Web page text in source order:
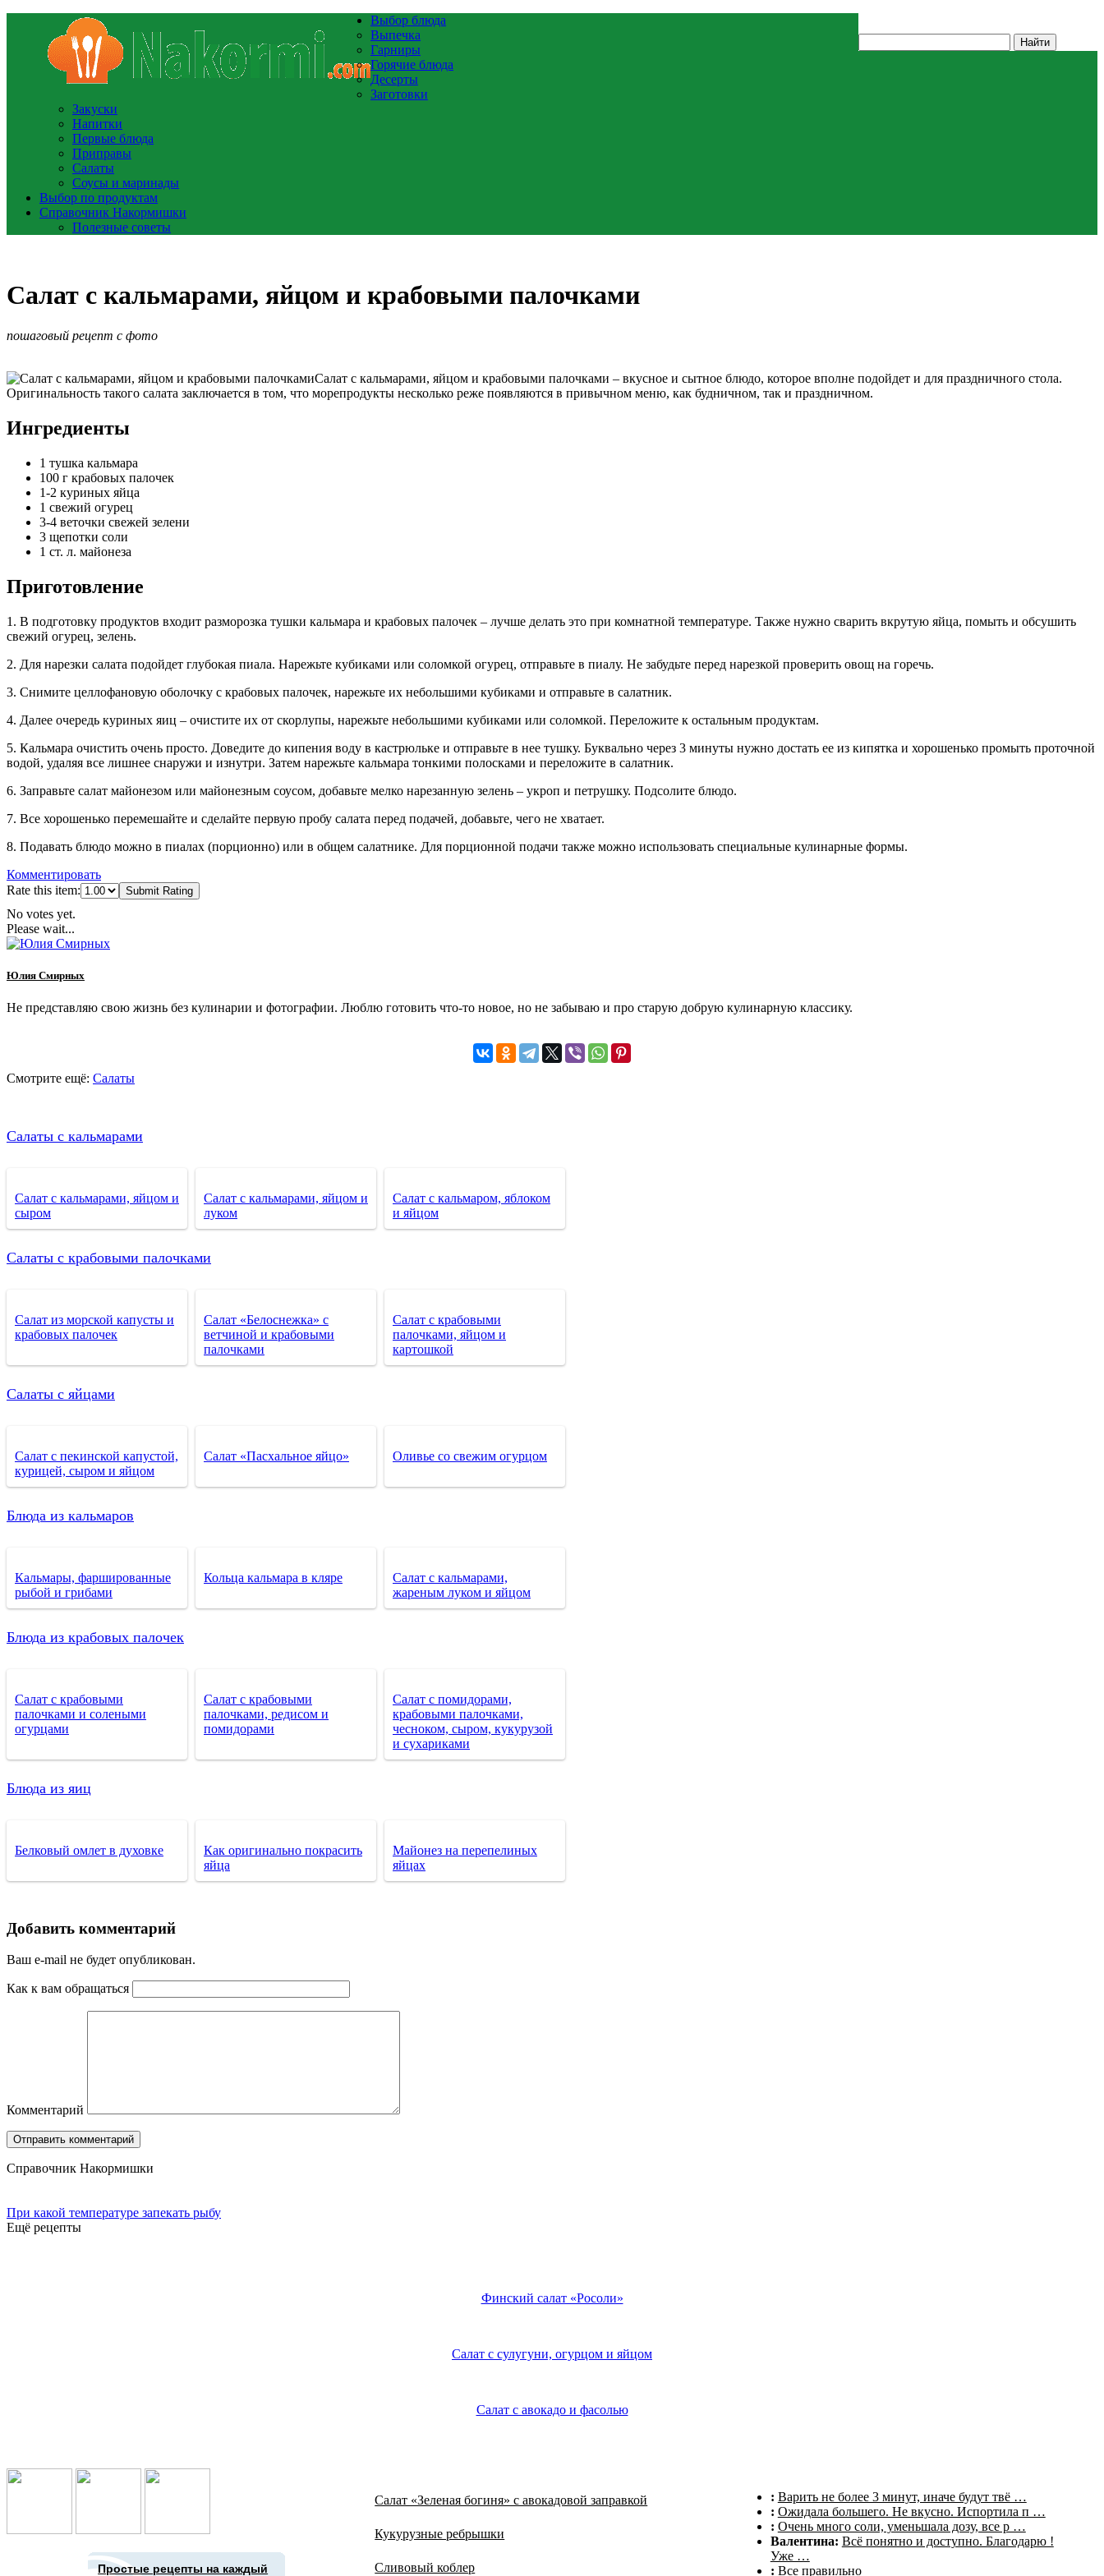
Выбор блюда
Выпечка
Гарниры
Горячие блюда
Десерты
Заготовки
Закуски
Напитки
Первые блюда
Приправы
Салаты
Соусы и маринады
Выбор по продуктам
Справочник Накормишки
Полезные советы
Салат с кальмарами, яйцом и крабовыми палочками
пошаговый рецепт с фото
Салат с кальмарами, яйцом и крабовыми палочками – вкусное и сытное блюдо, которое вполне подойдет и для праздничного стола.
Оригинальность такого салата заключается в том, что морепродукты несколько реже появляются в привычном меню, как будничном, так и праздничном.
Ингредиенты
1 тушка кальмара
100 г крабовых палочек
1-2 куриных яйца
1 свежий огурец
3-4 веточки свежей зелени
3 щепотки соли
1 ст. л. майонеза
Приготовление
1. В подготовку продуктов входит разморозка тушки кальмара и крабовых палочек – лучше делать это при комнатной температуре. Также нужно сварить вкрутую яйца, помыть и обсушить
свежий огурец, зелень.
2. Для нарезки салата подойдет глубокая пиала. Нарежьте кубиками или соломкой огурец, отправьте в пиалу. Не забудьте перед нарезкой проверить овощ на горечь.
3. Снимите целлофановую оболочку с крабовых палочек, нарежьте их небольшими кубиками и отправьте в салатник.
4. Далее очередь куриных яиц – очистите их от скорлупы, нарежьте небольшими кубиками или соломкой. Переложите к остальным продуктам.
5. Кальмара очистить очень просто. Доведите до кипения воду в кастрюльке и отправьте в нее тушку. Буквально через 3 минуты нужно достать ее из кипятка и хорошенько промыть проточной
водой, удаляя все лишнее снаружи и изнутри. Затем нарежьте кальмара тонкими полосками и переложите в салатник.
6. Заправьте салат майонезом или майонезным соусом, добавьте мелко нарезанную зелень – укроп и петрушку. Подсолите блюдо.
7. Все хорошенько перемешайте и сделайте первую пробу салата перед подачей, добавьте, чего не хватает.
8. Подавать блюдо можно в пиалах (порционно) или в общем салатнике. Для порционной подачи также можно использовать специальные кулинарные формы.
Комментировать
Rate this item:
Submit Rating
No votes yet.
Please wait...
Юлия Смирных
Не представляю свою жизнь без кулинарии и фотографии. Люблю готовить что-то новое, но не забываю и про старую добрую кулинарную классику.
Смотрите ещё: Салаты
Салаты с кальмарами
Салат с кальмарами, яйцом и
сыром
Салат с кальмарами, яйцом и
луком
Салат с кальмаром, яблоком
и яйцом
Салаты с крабовыми палочками
Салат из морской капусты и
крабовых палочек
Салат «Белоснежка» с
ветчиной и крабовыми
палочками
Салат с крабовыми
палочками, яйцом и
картошкой
Салаты с яйцами
Салат с пекинской капустой,
курицей, сыром и яйцом
Салат «Пасхальное яйцо» Оливье со свежим огурцом
Блюда из кальмаров
Кальмары, фаршированные
рыбой и грибами
Кольца кальмара в кляре
Салат с кальмарами,
жареным луком и яйцом
Блюда из крабовых палочек
Салат с крабовыми
палочками и солеными
огурцами
Салат с крабовыми
палочками, редисом и
помидорами
Салат с помидорами,
крабовыми палочками,
чесноком, сыром, кукурузой
и сухариками
Блюда из яиц
Белковый омлет в духовке
Как оригинально покрасить
яйца
Майонез на перепелиных
яйцах
Добавить комментарий
Ваш e-mail не будет опубликован.
Как к вам обращаться
Комментарий
Справочник Накормишки
При какой температуре запекать рыбу
Ещё рецепты
Финский салат «Росоли»
Салат с сулугуни, огурцом и яйцом
Салат с авокадо и фасолью
Простые рецепты на каждый
Салат «Зеленая богиня» с авокадовой заправкой
Кукурузные ребрышки
Сливовый коблер
: Варить не более 3 минут, иначе будут твё …
: Ожидала большего. Не вкусно. Испортила п …
: Очень много соли, уменьшала дозу, все р …
Валентина: Всё понятно и доступно. Благодарю !
Уже …
: Все правильно